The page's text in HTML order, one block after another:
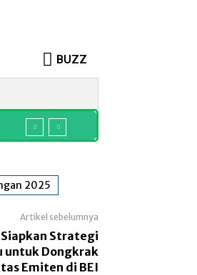
BUZZ
2025
Artikel sebelumnya
Siapkan Strategi
untuk Dongkrak
Emiten di BEI